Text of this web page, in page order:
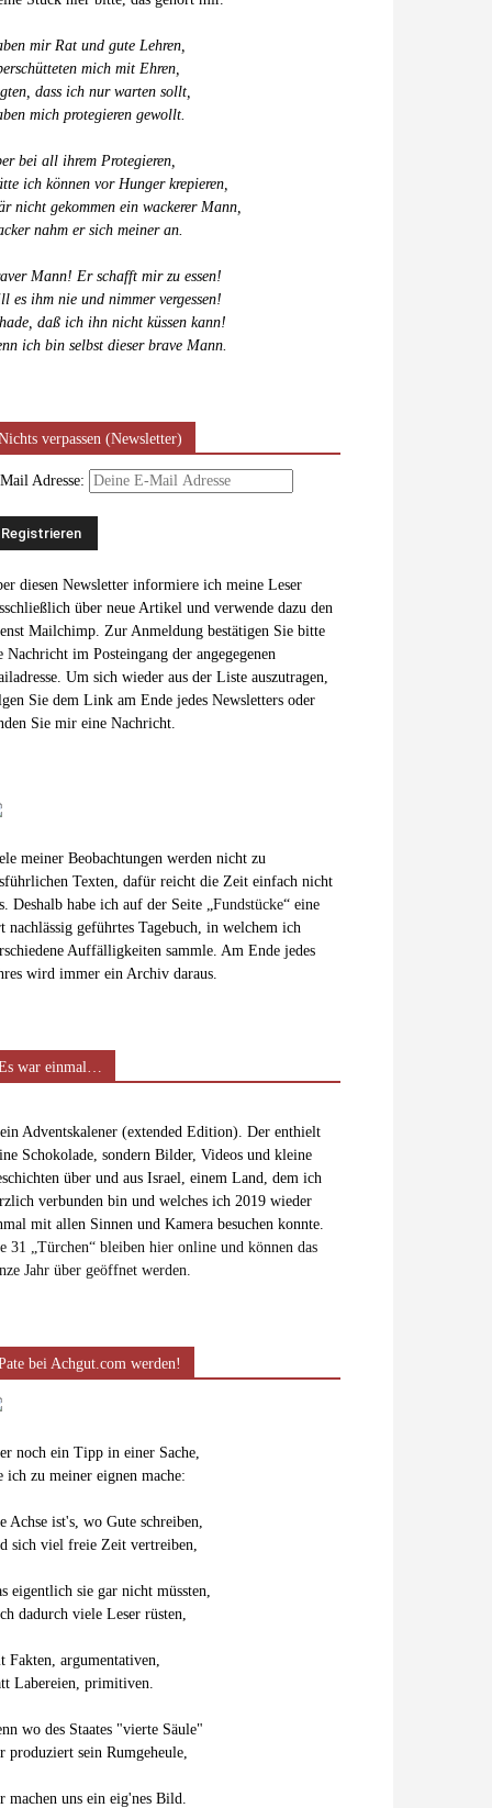
mir Rat und gute Lehren,
mich mit Ehren,
dass ich nur warten sollt,
mich protegieren gewollt.
bei all ihrem Protegieren,
ich können vor Hunger krepieren,
nicht gekommen ein wackerer Mann,
nahm er sich meiner an.
Mann! Er schafft mir zu essen!
es ihm nie und nimmer vergessen!
daß ich ihn nicht küssen kann!
ich bin selbst dieser brave Mann.
verpassen (Newsletter)
Adresse:
diesen Newsletter informiere ich meine Leser
über neue Artikel und verwende dazu den
Mailchimp. Zur Anmeldung bestätigen Sie bitte
Nachricht im Posteingang der angegegenen
Um sich wieder aus der Liste auszutragen,
Sie dem Link am Ende jedes Newsletters oder
Sie mir eine Nachricht.
meiner Beobachtungen werden nicht zu
Texten, dafür reicht die Zeit einfach nicht
Deshalb habe ich auf der Seite „Fundstücke“ eine
nachlässig geführtes Tagebuch, in welchem ich
Auffälligkeiten sammle. Am Ende jedes
wird immer ein Archiv daraus.
war einmal…
Adventskalener (extended Edition). Der enthielt
Schokolade, sondern Bilder, Videos und kleine
über und aus Israel, einem Land, dem ich
verbunden bin und welches ich 2019 wieder
mit allen Sinnen und Kamera besuchen konnte.
31 „Türchen“ bleiben hier online und können das
Jahr über geöffnet werden.
bei Achgut.com werden!
noch ein Tipp in einer Sache,
ich zu meiner eignen mache:
Achse ist's, wo Gute schreiben,
sich viel freie Zeit vertreiben,
eigentlich sie gar nicht müssten,
dadurch viele Leser rüsten,
Fakten, argumentativen,
Labereien, primitiven.
wo des Staates "vierte Säule"
produziert sein Rumgeheule,
machen uns ein eig'nes Bild.